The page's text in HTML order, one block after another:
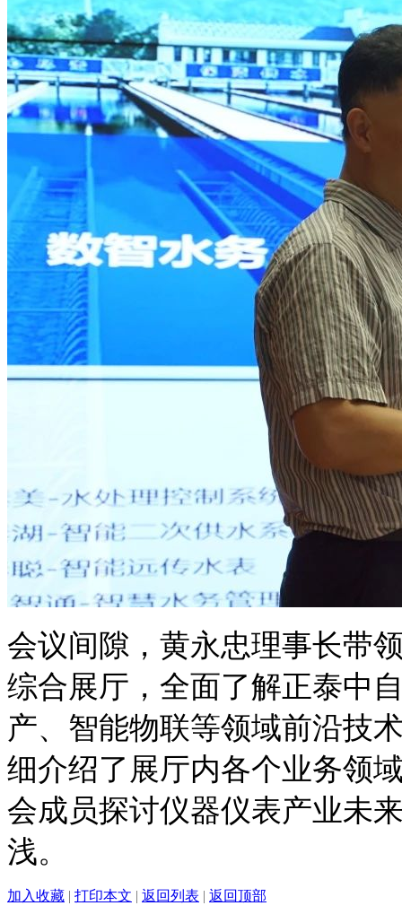
会议间隙，黄永忠理事长带
综合展厅，全面了解正泰中
产、智能物联等领域前沿技
细介绍了展厅内各个业务领
会成员探讨仪器仪表产业未
浅。
加入收藏 | 打印本文 | 返回列表 | 返回顶部